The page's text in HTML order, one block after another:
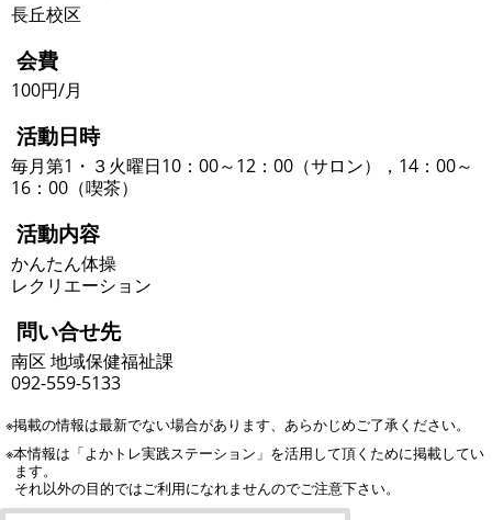
長丘校区
会費
100円/月
活動日時
毎月第1・３火曜日10：00～12：00（サロン），14：00～
16：00（喫茶）
活動内容
かんたん体操
レクリエーション
問い合せ先
南区 地域保健福祉課
092-559-5133
※掲載の情報は最新でない場合があります、あらかじめご了承ください。
※本情報は「よかトレ実践ステーション」を活用して頂くために掲載してい
ます。
それ以外の目的ではご利用になれませんのでご注意下さい。